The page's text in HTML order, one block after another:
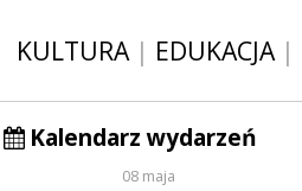
KULTURA| EDUKACJA|
Kalendarz wydarzeń
08 maja